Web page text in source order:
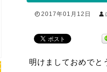
2017年01月12日
明けましておめでと